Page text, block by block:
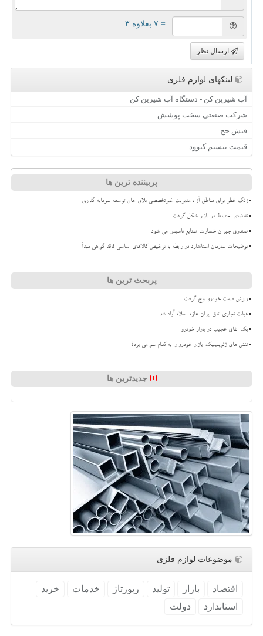
= ۷ بعلاوه ۳
ارسال نظر
لینکهای لوازم فلزی
آب شیرین کن - دستگاه آب شیرین کن
شرکت صنعتی سخت پوشش
فیش حج
قیمت بیسیم کنوود
پربیننده ترین ها
زنگ خطر برای مناطق آزاد مدیریت غیرتخصصی بلای جان توسعه سرمایه گذاری
تقاضای احتیاط در بازار شکل گرفت
صندوق جبران خسارت صنایع تاسیس می شود
توضیحات سازمان استاندارد در رابطه با ترخیص کالاهای اساسی فاقد گواهی مبدأ
پربحث ترین ها
ریزش قیمت خودرو اوج گرفت
هیات تجاری اتاق ایران عازم اسلام آباد شد
بک اتفاق عجیب در بازار خودرو
تنش های ژئوپلیتیک، بازار خودرو را به کدام سو می برد؟
جدیدترین ها
موضوعات لوازم فلزی
اقتصاد بازار تولید رپورتاژ خدمات
خرید
استاندارد
دولت